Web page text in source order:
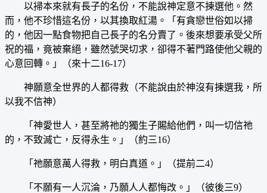
以掃本來就有長子的名份，不能說神定意不揀選他。然
而，他不珍惜這名份，以其換取紅湯。「有貪戀世俗如以掃
的，他因一點食物把自己長子的名分賣了。後來想要承受父所
祝的福，竟被棄絕，雖然號哭切求，卻得不著門路使他父親的
心意回轉。」（來十二16-17）
神願意全世界的人都得救（不能說由於神沒有揀選我，所
以我不信神）
「神愛世人，甚至將祂的獨生子賜給他們，叫一切信祂
的，不致滅亡，反得永生。」（約三16）
「祂願意萬人得救，明白真道。」（提前二4）
「不願有一人沉淪，乃願人人都悔改。」（彼後三9）